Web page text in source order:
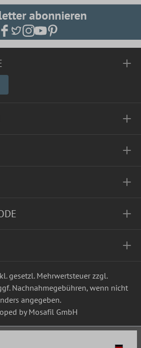
abonnieren
gesetzl. Mehrwertsteuer zzgl.
Nachnahmegebühren, wenn nicht
angegeben.
by Mosafil GmbH